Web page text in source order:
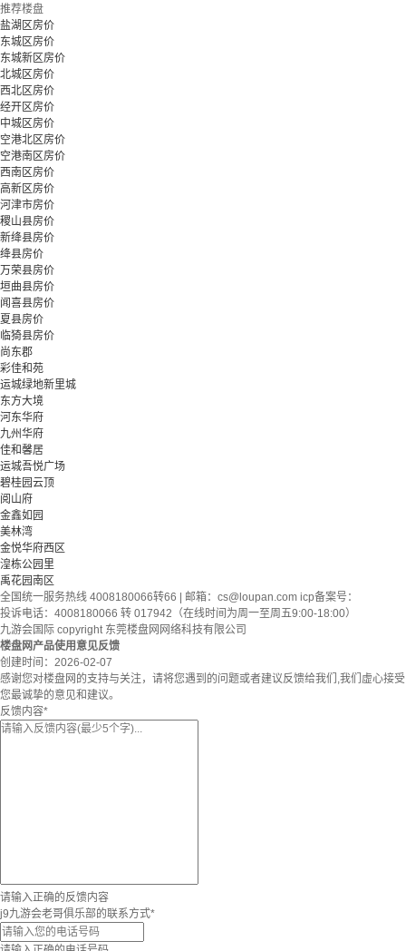
推荐楼盘
盐湖区房价
东城区房价
东城新区房价
北城区房价
西北区房价
经开区房价
中城区房价
空港北区房价
空港南区房价
西南区房价
高新区房价
河津市房价
稷山县房价
新绛县房价
绛县房价
万荣县房价
垣曲县房价
闻喜县房价
夏县房价
临猗县房价
尚东郡
彩佳和苑
运城绿地新里城
东方大境
河东华府
九州华府
佳和馨居
运城吾悦广场
碧桂园云顶
阅山府
金鑫如园
美林湾
金悦华府西区
湟栋公园里
禹花园南区
全国统一服务热线 4008180066转66 | 邮箱： cs@loupan.com icp备案号：
投诉电话：4008180066 转 017942（在线时间为周一至周五9:00-18:00）
九游会国际 copyright 东莞楼盘网网络科技有限公司
楼盘网产品使用意见反馈
创建时间： 2026-02-07
感谢您对楼盘网的支持与关注，请将您遇到的问题或者建议反馈给我们,我们虚心接受
您最诚挚的意见和建议。
反馈内容*
请输入正确的反馈内容
j9九游会老哥俱乐部的联系方式*